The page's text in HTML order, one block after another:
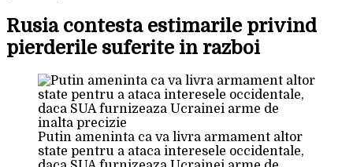
Rusia contesta estimarile privind
pierderile suferite in razboi
Putin ameninta ca va livra armament altor
state pentru a ataca interesele occidentale,